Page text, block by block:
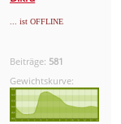
... ist OFFLINE
Beiträge: 581
Gewichtskurve: